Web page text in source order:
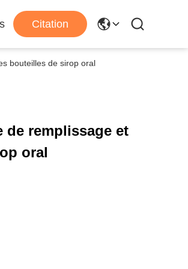
Citation
bouteilles de sirop oral
remplissage et
oral